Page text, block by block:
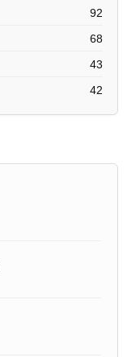
92
68
43
42